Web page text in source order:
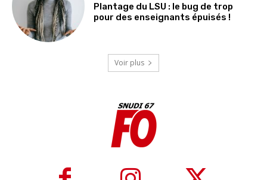
Plantage du LSU : le bug de trop
pour des enseignants épuisés !
Voir plus